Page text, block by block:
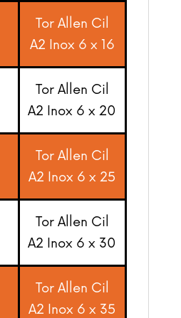
Tor Allen Cil
A2 Inox 6 x 16
Tor Allen Cil
A2 Inox 6 x 20
Tor Allen Cil
A2 Inox 6 x 25
Tor Allen Cil
A2 Inox 6 x 30
Tor Allen Cil
A2 Inox 6 x 35